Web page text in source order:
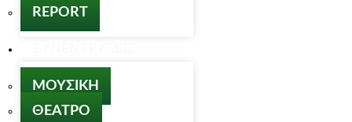
REPORT
ΜΟΥΣΙΚΗ
ΘΕΑΤΡΟ